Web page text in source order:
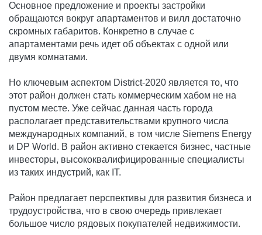
Основное предложение и проекты застройки
обращаются вокруг апартаментов и вилл достаточно
скромных габаритов. Конкретно в случае с
апартаментами речь идет об объектах с одной или
двумя комнатами.
Но ключевым аспектом District-2020 является то, что
этот район должен стать коммерческим хабом не на
пустом месте. Уже сейчас данная часть города
располагает представительствами крупного числа
международных компаний, в том числе Siemens Energy
и DP World. В район активно стекается бизнес, частные
инвесторы, высококвалифицированные специалисты
из таких индустрий, как IT.
Район предлагает перспективы для развития бизнеса и
трудоустройства, что в свою очередь привлекает
большое число рядовых покупателей недвижимости.